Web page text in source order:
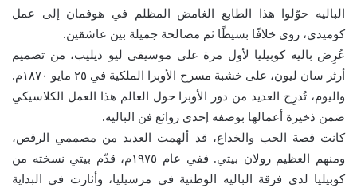
الباليه حوّلوا هذا الطابع الغامض المظلم في هوفمان إلى عمل
كوميدي، روى خلافًا بسيطًا ثم مصالحة جميلة بين عاشقين.
عُرِض باليه كوبيليا لأول مرة على موسيقى ليو ديليب، من تصميم
أرثر سان ليون، على خشبة مسرح الأوبرا الملكية في ٢٥ مايو ١٨٧٠م.
واليوم، تُدرِج العديد من دور الأوبرا حول العالم هذا العمل الكلاسيكي
ضمن ذخيرة أعمالها بوصفه إحدى روائع فن الباليه.
كانت قصة الحب والخداع، قد ألهمت العديد من مصممي الرقص،
ومنهم العظيم رولان بيتي. ففي عام ١٩٧٥م، قدّم بيتي نسخته من
كوبيليا لدى فرقة الباليه الوطنية في مرسيليا، وأثارت في البداية